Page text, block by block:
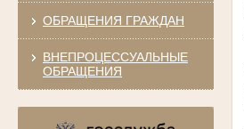
ОБРАЩЕНИЯ ГРАЖДАН
ВНЕПРОЦЕССУАЛЬНЫЕ
ОБРАЩЕНИЯ